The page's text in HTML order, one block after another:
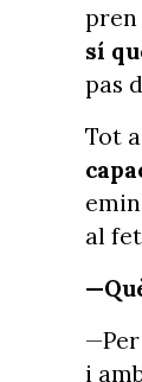
pren
sí
pas
Tot
al
i